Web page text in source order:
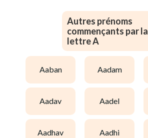
Autres prénoms
commençants par la
lettre A
aaban aadam
aadav aadel
aadhav aadhi